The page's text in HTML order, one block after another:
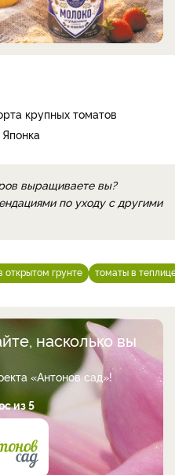
крупных томатов
выращиваете вы?
по уходу с другими
открытом грунте томаты в
насколько вы
«Антонов сад»!
из 5